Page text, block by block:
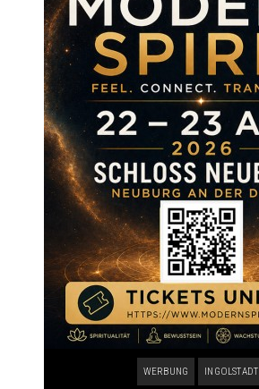
WERBUNG INGOLSTADT